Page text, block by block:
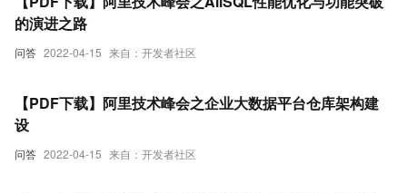
问答 2022-04-15 来自：开发者社区
的演进之路
问答 2022-04-15 来自：开发者社区
【PDF下载】阿里技术峰会之企业大数据平台仓库架构建
设